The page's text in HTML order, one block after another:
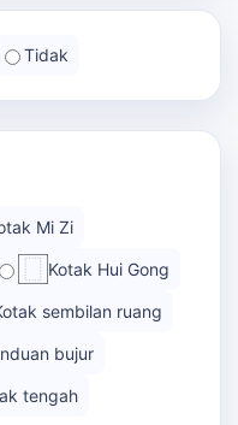
Tidak
Mi Zi
Kotak Hui Gong
sembilan ruang
bujur
tengah